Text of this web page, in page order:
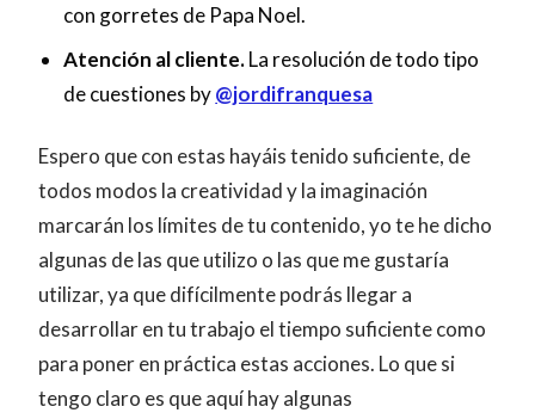
con gorretes de Papa Noel.
Atención al cliente.La resolución de todo tipo
de cuestiones by@jordifranquesa
Espero que con estas hayáis tenido suficiente, de
todos modos la creatividad y la imaginación
marcarán los límites de tu contenido, yo te he dicho
algunas de las que utilizo o las que me gustaría
utilizar, ya que difícilmente podrás llegar a
desarrollar en tu trabajo el tiempo suficiente como
para poner en práctica estas acciones. Lo que si
tengo claro es que aquí hay algunas